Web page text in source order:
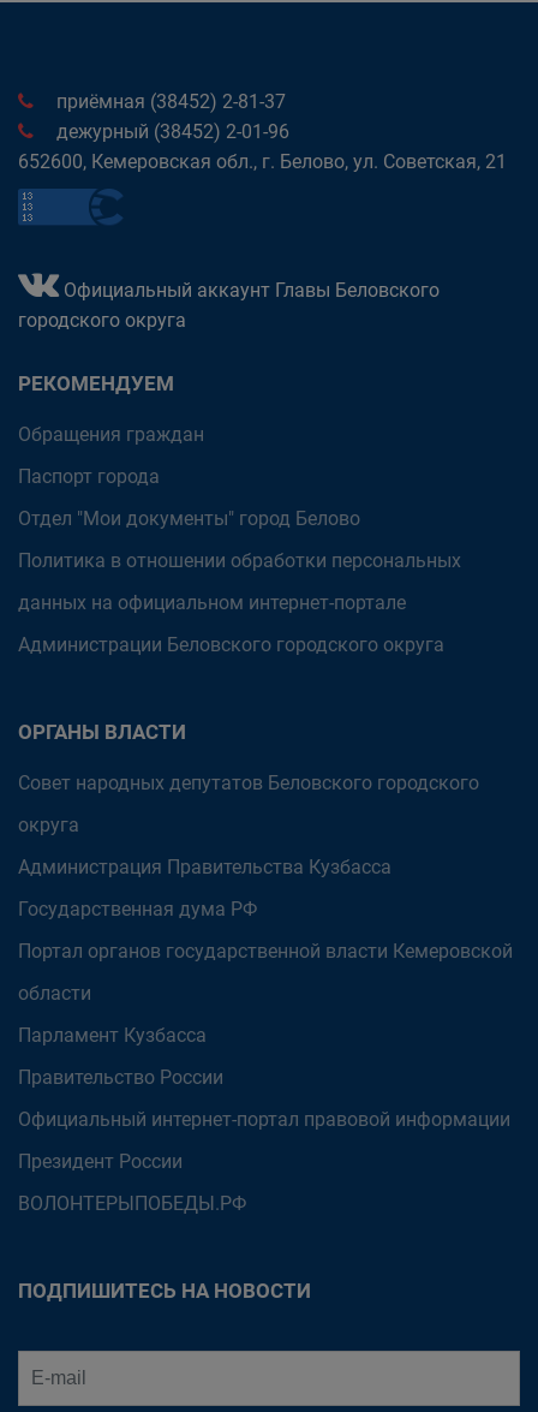
приёмная (38452) 2-81-37
дежурный (38452) 2-01-96
652600, Кемеровская обл., г. Белово, ул. Советская, 21
Официальный аккаунт Главы Беловского
городского округа
РЕКОМЕНДУЕМ
Обращения граждан
Паспорт города
Отдел "Мои документы" город Белово
Политика в отношении обработки персональных
данных на официальном интернет-портале
Администрации Беловского городского округа
ОРГАНЫ ВЛАСТИ
Совет народных депутатов Беловского городского
округа
Администрация Правительства Кузбасса
Государственная дума РФ
Портал органов государственной власти Кемеровской
области
Парламент Кузбасса
Правительство России
Официальный интернет-портал правовой информации
Президент России
ВОЛОНТЕРЫПОБЕДЫ.РФ
ПОДПИШИТЕСЬ НА НОВОСТИ